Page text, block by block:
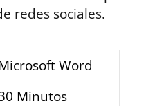
redes sociales.
Word
Minutos